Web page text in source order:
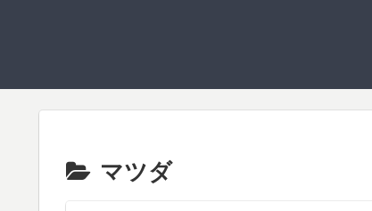
マツダ